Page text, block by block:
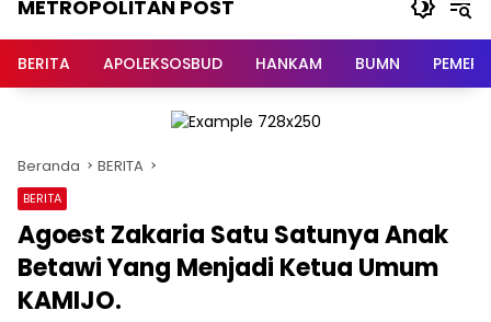
METROPOLITAN POST
BERITA APOLEKSOSBUD HANKAM BUMN
Beranda BERITA
BERITA
Agoest Zakaria Satu Satunya Anak
Betawi Yang Menjadi Ketua Umum
KAMIJO.